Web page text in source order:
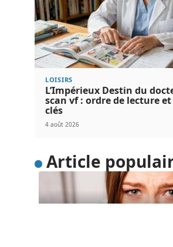
LOISIRS
L’Impérieux Destin du
scan vf : ordre de lecture
clés
4 août 2026
Article
SOINS